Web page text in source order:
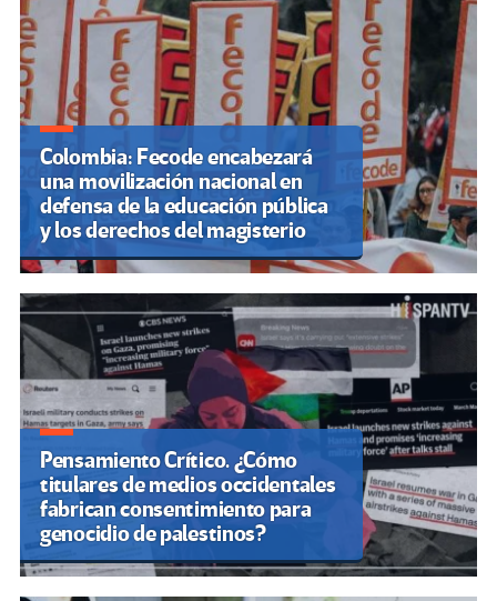
Colombia: Fecode encabezará
una movilización nacional en
defensa de la educación pública
y los derechos del magisterio
Pensamiento Crítico. ¿Cómo
titulares de medios occidentales
fabrican consentimiento para
genocidio de palestinos?